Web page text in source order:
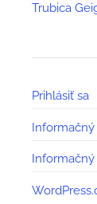
Trubica
Prihlásiť sa